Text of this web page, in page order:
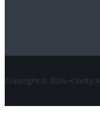
Copyright © 2026 •Clarity